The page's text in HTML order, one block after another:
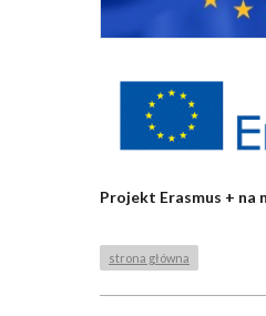
Projekt Erasmus + na
strona główna